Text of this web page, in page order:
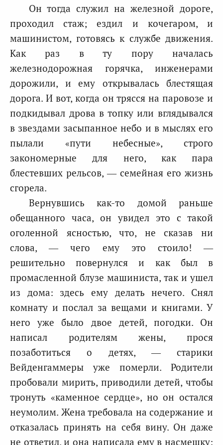
Он тогда служил на железной дороге,
проходил стаж; ездил и кочегаром, и
машинистом, готовясь к службе движения.
Как раз в ту пору началась
железнодорожная горячка, инженерами
дорожили, и ему открывалась блестящая
дорога. И вот, когда он трясся на паровозе и
подкидывал дрова в топку или вглядывался
в звездами засыпанное небо и в мыслях его
пылали «пути небесные», строго
закономерные для него, как пара
блестевших рельсов, — семейная его жизнь
сгорела.
Вернувшись как-то домой раньше
обещанного часа, он увидел это с такой
оголенной ясностью, что, не сказав ни
слова, — чего ему это стоило! —
решительно повернулся и как был в
промасленной блузе машиниста, так и ушел
из дома: здесь ему делать нечего. Снял
комнату и послал за вещами и книгами. У
него уже было двое детей, погодки. Он
написал родителям жены, прося
позаботиться о детях, — старики
Вейденгаммеры уже померли. Родители
пробовали мирить, приводили детей, чтобы
тронуть «каменное сердце», но он остался
неумолим. Жена требовала на содержание и
отказалась принять на себя вину. Он даже
не ответил, и она написала ему в насмешку: